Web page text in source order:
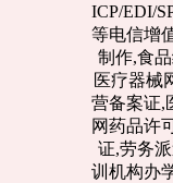
ICP/EDI/
等电信增
制作,食
医疗器械
营备案证,
网药品许
证,劳务
训机构办